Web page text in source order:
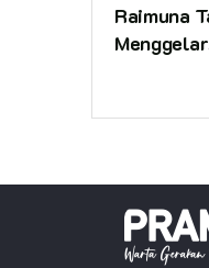
Raimuna